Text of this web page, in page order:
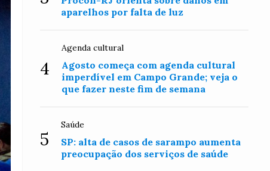
aparelhos por falta de luz
4
Agenda cultural
Agosto começa com agenda cultural
imperdível em Campo Grande; veja o
que fazer neste fim de semana
5
Saúde
SP: alta de casos de sarampo aumenta
preocupação dos serviços de saúde